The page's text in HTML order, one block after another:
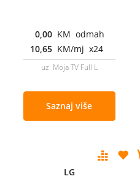
0,00 KM odmah
10,65 KM/mj x24
uz Moja TV Full L
Saznaj više
LG